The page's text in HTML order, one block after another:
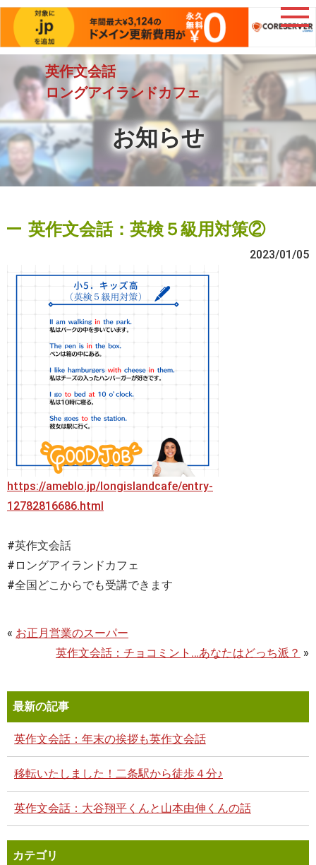
英作文会話
ロングアイランドカフェ
お知らせ
英作文会話：英検５級用対策②
2023/01/05
https://ameblo.jp/longislandcafe/entry-
12782816686.html
#英作文会話
#ロングアイランドカフェ
#全国どこからでも受講できます
« お正月営業のスーパー
英作文会話：チョコミント…あなたはどっち派？ »
最新の記事
英作文会話：年末の挨拶も英作文会話
移転いたしました！二条駅から徒歩４分♪
英作文会話：大谷翔平くんと山本由伸くんの話
カテゴリ